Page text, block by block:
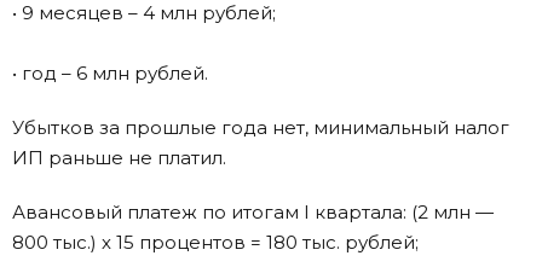
• 9 месяцев – 4 млн рублей;
• год – 6 млн рублей.
Убытков за прошлые года нет, минимальный налог
ИП раньше не платил.
Авансовый платеж по итогам I квартала: (2 млн —
800 тыс.) х 15 процентов = 180 тыс. рублей;